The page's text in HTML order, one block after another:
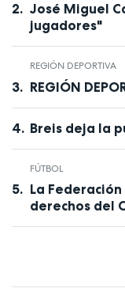
José Miguel
jugadores"
REGIÓN DEPORTIVA
REGIÓN
Breis deja la
FÚTBOL
La
derechos del